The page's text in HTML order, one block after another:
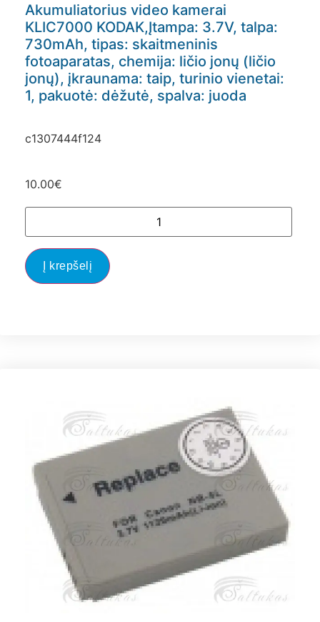
Akumuliatorius video kamerai
KLIC7000 KODAK,Įtampa: 3.7V, talpa:
730mAh, tipas: skaitmeninis
fotoaparatas, chemija: ličio jonų (ličio
jonų), įkraunama: taip, turinio vienetai:
1, pakuotė: dėžutė, spalva: juoda
c1307444f124
10.00€
Į krepšelį